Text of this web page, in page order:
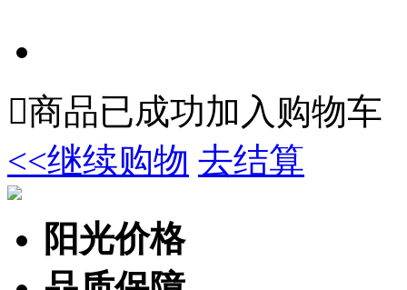
商品已成功加入购物车
<<继续购物 去结算
阳光价格